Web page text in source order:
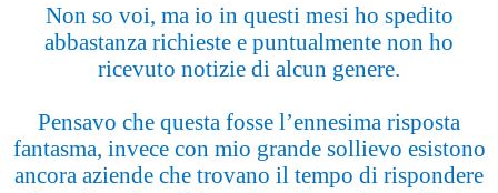
Non so voi, ma io in questi mesi ho spedito
abbastanza richieste e puntualmente non ho
ricevuto notizie di alcun genere.
Pensavo che questa fosse l’ennesima risposta
fantasma, invece con mio grande sollievo esistono
ancora aziende che trovano il tempo di rispondere